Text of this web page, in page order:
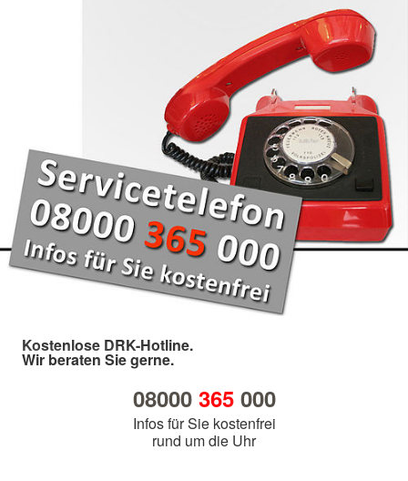
Kostenlose DRK-Hotline.
Wir beraten Sie gerne.
08000 365000
Infos für Sie kostenfrei
rund um die Uhr